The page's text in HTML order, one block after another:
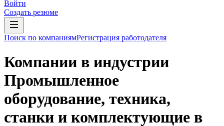
Войти
Создать резюме
Поиск по компаниямРегистрация работодателя
Компании в индустрии
Промышленное
оборудование, техника,
станки и комплектующие в